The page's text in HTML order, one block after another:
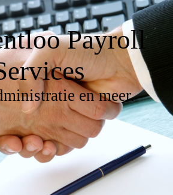
Payroll
en meer.